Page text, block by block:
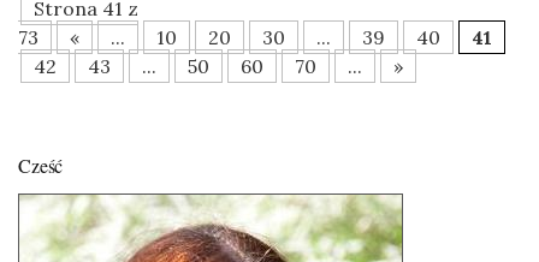
Strona 41 z
73
« ... 10 20 30 ... 39 40
41
42
43 ... 50 60 70 ... »
Cześć